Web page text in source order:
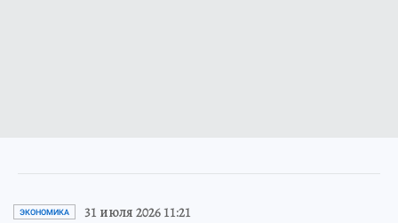
ЭКОНОМИКА 31 июля 2026 11:21